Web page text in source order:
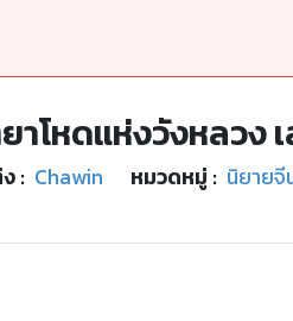
าโหดแห่งวังหลวง เ
: Chawin หมวดหมู่ : นิยายจี